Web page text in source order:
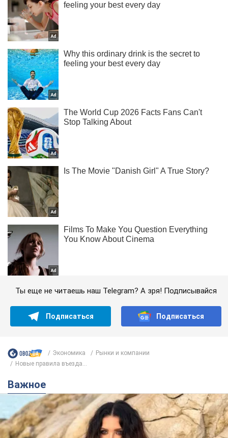
Ты еще не читаешь наш Telegram? А зря! Подписывайся
Подписаться Подписаться
Экономика
Рынки и компании
Новые правила въезда...
Важное